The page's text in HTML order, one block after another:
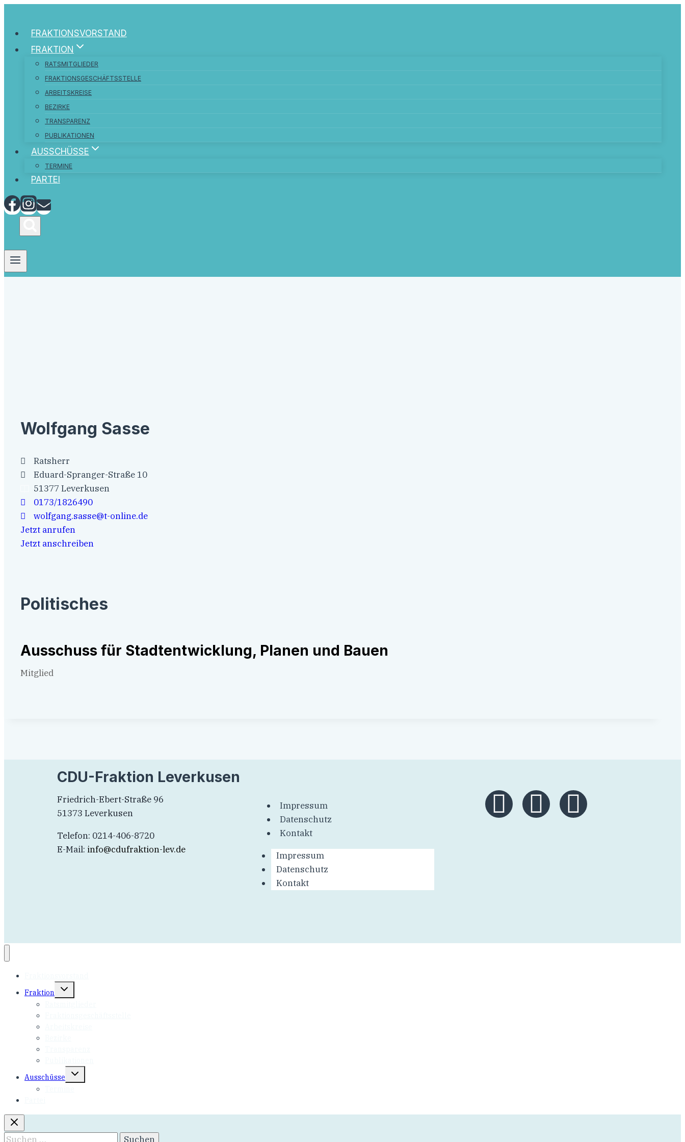
FRAKTIONSVORSTAND
FRAKTION
RATSMITGLIEDER
FRAKTIONSGESCHÄFTSSTELLE
ARBEITSKREISE
BEZIRKE
TRANSPARENZ
PUBLIKATIONEN
AUSSCHÜSSE
TERMINE
PARTEI
Wolfgang Sasse
Ratsherr
Eduard-Spranger-Straße 10
51377 Leverkusen
0173/1826490
wolfgang.sasse@t-online.de
Jetzt anrufen
Jetzt anschreiben
Politisches
Ausschuss für Stadtentwicklung, Planen und Bauen
Mitglied
CDU-Fraktion Leverkusen
Friedrich-Ebert-Straße 96
51373 Leverkusen
Telefon: 0214-406-8720
E-Mail: info@cdufraktion-lev.de
Impressum
Datenschutz
Kontakt
Impressum
Datenschutz
Kontakt
Fraktion
Ausschüsse